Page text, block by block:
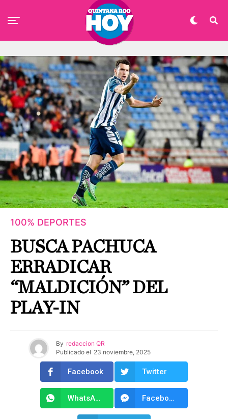
100% DEPORTES
BUSCA PACHUCA
ERRADICAR
“MALDICIÓN” DEL
PLAY-IN
By redaccion QR
Publicado el 23 noviembre, 2025
Facebook Twitter
WhatsApp Facebook Messenger